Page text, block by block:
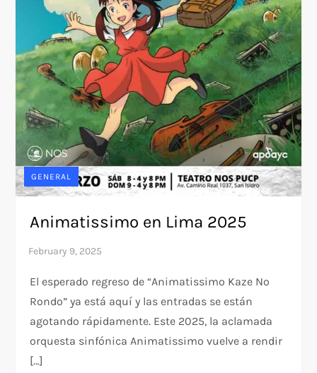
GENERAL
Animatissimo en Lima 2025
El esperado regreso de “Animatissimo Kaze No
Rondo” ya está aquí y las entradas se están
agotando rápidamente. Este 2025, la aclamada
orquesta sinfónica Animatissimo vuelve a rendir
[…]